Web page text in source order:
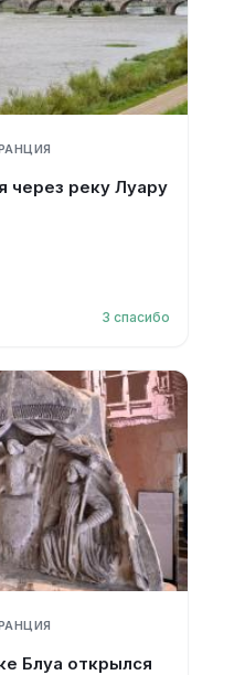
через реку Луару
3 спасибо
Блуа открылся